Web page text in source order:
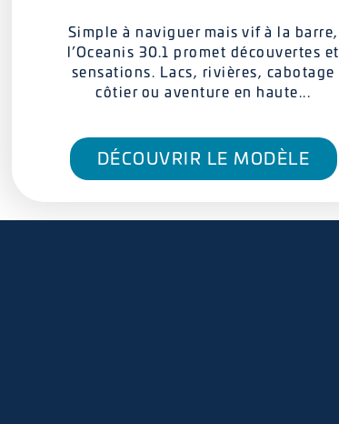
Simple à naviguer mais vif à la barre,
l’Oceanis 30.1 promet découvertes et
sensations. Lacs, rivières, cabotage
côtier ou aventure en haute...
DÉCOUVRIR LE MODÈLE